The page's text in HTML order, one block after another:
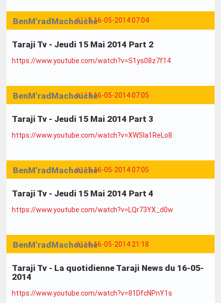
#113 16-05-2014 07:04
BenM'radMachouche
Taraji Tv - Jeudi 15 Mai 2014 Part 2
https://www.youtube.com/watch?v=S1ys08z7f14
#114 16-05-2014 07:05
BenM'radMachouche
Taraji Tv - Jeudi 15 Mai 2014 Part 3
https://www.youtube.com/watch?v=XWSla1ReLo8
#115 16-05-2014 07:05
BenM'radMachouche
Taraji Tv - Jeudi 15 Mai 2014 Part 4
https://www.youtube.com/watch?v=LQr73YX_d0w
#116 16-05-2014 21:18
BenM'radMachouche
Taraji Tv - La quotidienne Taraji News du 16-05-
2014
https://www.youtube.com/watch?v=81DfcNPnY1s